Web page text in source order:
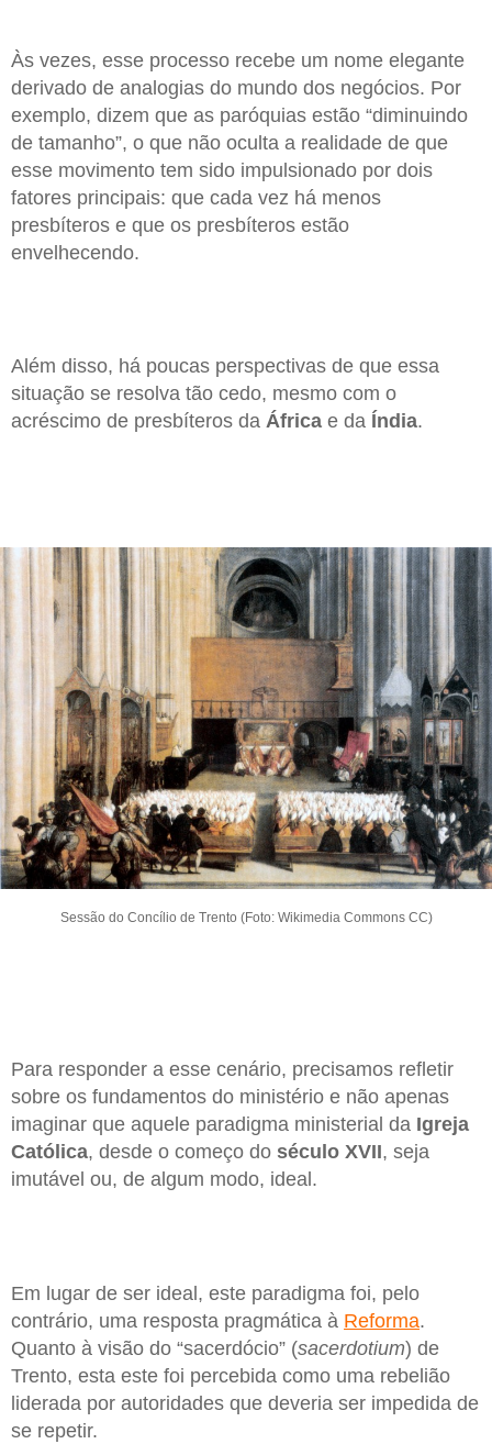
Às vezes, esse processo recebe um nome elegante
derivado de analogias do mundo dos negócios. Por
exemplo, dizem que as paróquias estão “diminuindo
de tamanho”, o que não oculta a realidade de que
esse movimento tem sido impulsionado por dois
fatores principais: que cada vez há menos
presbíteros e que os presbíteros estão
envelhecendo.
Além disso, há poucas perspectivas de que essa
situação se resolva tão cedo, mesmo com o
acréscimo de presbíteros da África e da Índia.
Sessão do Concílio de Trento (Foto: Wikimedia Commons CC)
Para responder a esse cenário, precisamos refletir
sobre os fundamentos do ministério e não apenas
imaginar que aquele paradigma ministerial da Igreja
Católica, desde o começo do século XVII, seja
imutável ou, de algum modo, ideal.
Em lugar de ser ideal, este paradigma foi, pelo
contrário, uma resposta pragmática à Reforma.
Quanto à visão do “sacerdócio” (sacerdotium) de
Trento, esta este foi percebida como uma rebelião
liderada por autoridades que deveria ser impedida de
se repetir.